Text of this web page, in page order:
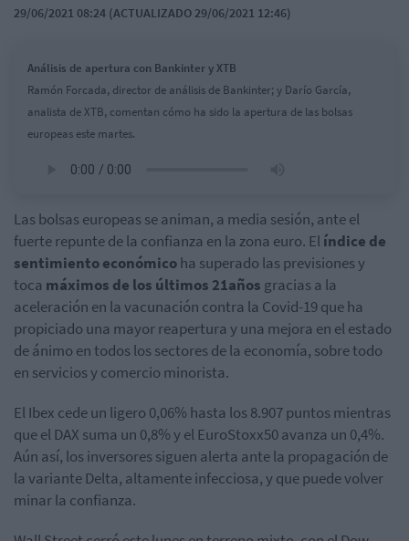
29/06/2021 08:24 (ACTUALIZADO 29/06/2021 12:46)
Análisis de apertura con Bankinter y XTB
Ramón Forcada, director de análisis de Bankinter; y Darío García,
analista de XTB, comentan cómo ha sido la apertura de las bolsas
europeas este martes.
Las bolsas europeas se animan, a media sesión, ante el
fuerte repunte de la confianza en la zona euro. Elíndice de
sentimiento económicoha superado las previsiones y
toca máximos de los últimos 21años gracias a la
aceleración en la vacunación contra la Covid-19 que ha
propiciado una mayor reapertura y una mejora en el estado
de ánimo en todos los sectores de la economía, sobre todo
en servicios y comercio minorista.
El Ibex cede un ligero 0,06% hasta los 8.907 puntos mientras
que el DAX suma un 0,8% y el EuroStoxx50 avanza un 0,4%.
Aún así, los inversores siguen alerta ante la propagación de
la variante Delta, altamente infecciosa, y que puede volver
minar la confianza.